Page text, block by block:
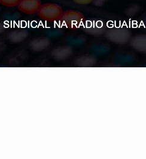
NA RÁDIO GUAÍBA